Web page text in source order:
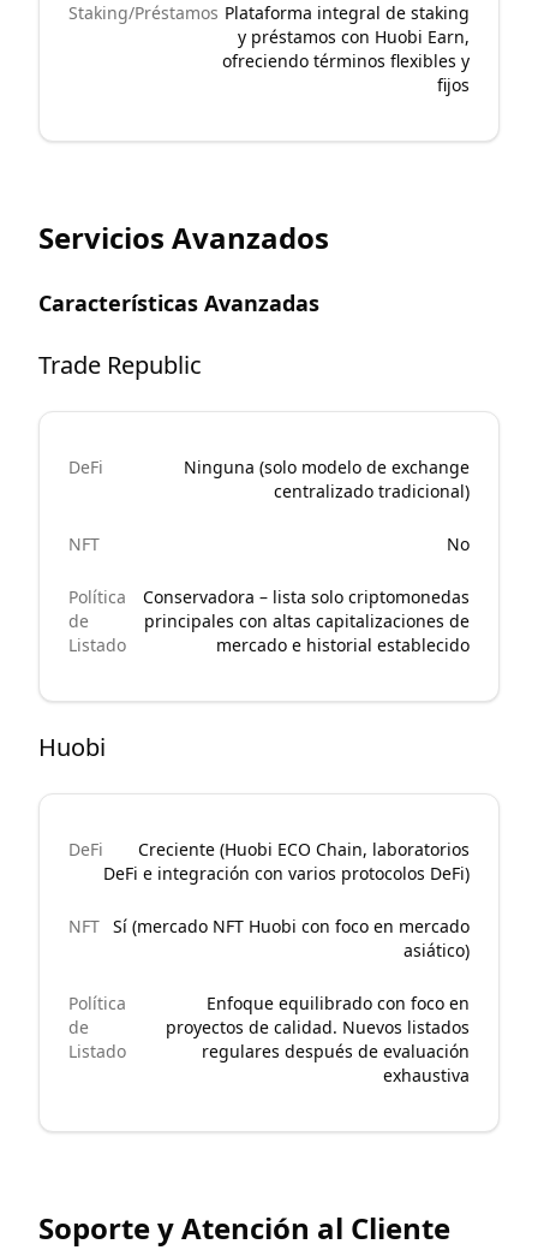
Staking/Préstamos Plataforma integral de staking
y préstamos con Huobi Earn,
ofreciendo términos flexibles y
fijos
Servicios Avanzados
Características Avanzadas
Trade Republic
DeFi
Ninguna (solo modelo de exchange
centralizado tradicional)
NFT No
Política
de
Listado
Conservadora – lista solo criptomonedas
principales con altas capitalizaciones de
mercado e historial establecido
Huobi
DeFi
Creciente (Huobi ECO Chain, laboratorios
DeFi e integración con varios protocolos DeFi)
NFT Sí (mercado NFT Huobi con foco en mercado
asiático)
Política
de
Listado
Enfoque equilibrado con foco en
proyectos de calidad. Nuevos listados
regulares después de evaluación
exhaustiva
Soporte y Atención al Cliente